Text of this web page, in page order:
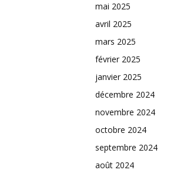
mai 2025
avril 2025
mars 2025
février 2025
janvier 2025
décembre 2024
novembre 2024
octobre 2024
septembre 2024
août 2024